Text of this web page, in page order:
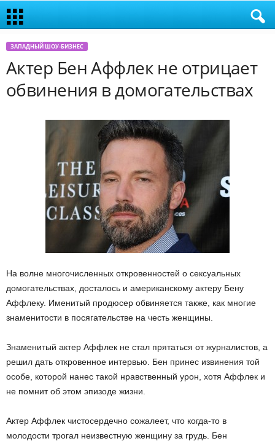
ЗАПАДНЫЙ ШОУ-БИЗНЕС
Актер Бен Аффлек не отрицает
обвинения в домогательствах
На волне многочисленных откровенностей о сексуальных
домогательствах, досталось и американскому актеру Бену
Аффлеку. Именитый продюсер обвиняется также, как многие
знаменитости в посягательстве на честь женщины.
Знаменитый актер Аффлек не стал прятаться от журналистов, а
решил дать откровенное интервью. Бен принес извинения той
особе, которой нанес такой нравственный урон, хотя Аффлек и
не помнит об этом эпизоде жизни.
Актер Аффлек чистосердечно сожалеет, что когда-то в
молодости трогал неизвестную женщину за грудь. Бен